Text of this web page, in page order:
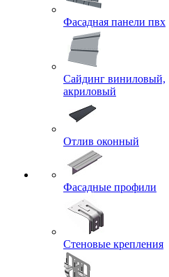
Фасадная панели пвх
Сайдинг виниловый,
акриловый
Отлив оконный
Фасадные профили
Стеновые крепления